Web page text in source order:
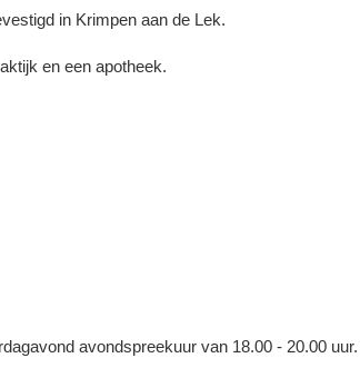
in Krimpen aan de Lek.
en een apotheek.
avondspreekuur van 18.00 - 20.00